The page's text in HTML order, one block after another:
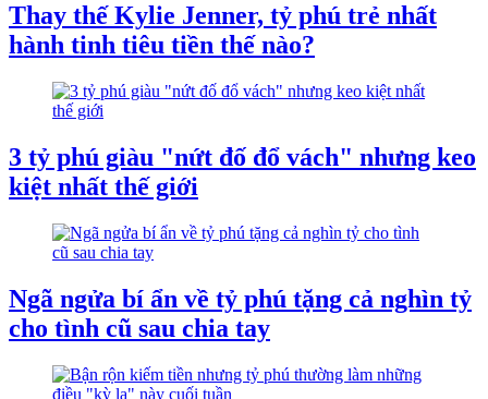
Thay thế Kylie Jenner, tỷ phú trẻ nhất
hành tinh tiêu tiền thế nào?
3 tỷ phú giàu "nứt đố đổ vách" nhưng keo
kiệt nhất thế giới
Ngã ngửa bí ẩn về tỷ phú tặng cả nghìn tỷ
cho tình cũ sau chia tay